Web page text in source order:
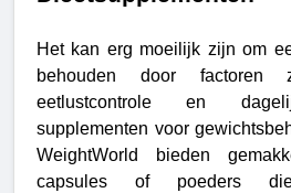
Het kan erg moeilijk zijn om
behouden door factoren
eetlustcontrole en
supplementen voor
WeightWorld bieden
capsules of poeders